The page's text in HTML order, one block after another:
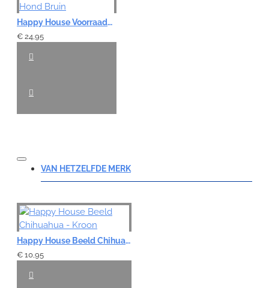
Happy House Voorraadpot Glas - Hond Bruin
€ 24,95
VAN HETZELFDE MERK
Happy House Beeld Chihuahua - Kroon
€ 10,95